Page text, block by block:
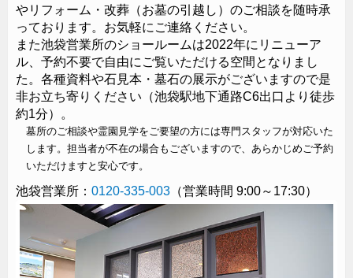
↓入力欄に移動
お電話から申込み
0120-335-003
（受付時間 9:00～17:00）
※「相談会参加希望」とお伝えください。
ガラスのお墓エテルノルーチェ デザイン墓石
施主様の故郷に咲く桜をモチーフにプランニング、設
計デザイン・加工・建墓した墓所です。
やリフォーム・改葬（お墓の引越し）のご相談を随時承
っております。お気軽にご連絡ください。
また池袋営業所のショールームは2022年にリニューア
ル、予約不要で自由にご覧いただける空間となりまし
た。各種資料や石見本・墓石の展示がございますので是
非お立ち寄りください（池袋駅地下通路C6出口より徒歩
約1分）。
墓所のご相談や霊園見学をご要望の方には専門スタッフが対応いた
します。担当者が不在の場合もございますので、あらかじめご予約
いただけますと安心です。
池袋営業所： 0120-335-003 （営業時間 9:00～17:30）